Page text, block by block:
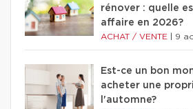
rénover : quelle
affaire en 2026?
ACHAT / VENTE 9
Est-ce un bon
acheter une
l'automne?